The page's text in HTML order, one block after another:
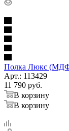
Полка Люкс
Арт.: 113429
11 790 руб.
В корзину
В корзину